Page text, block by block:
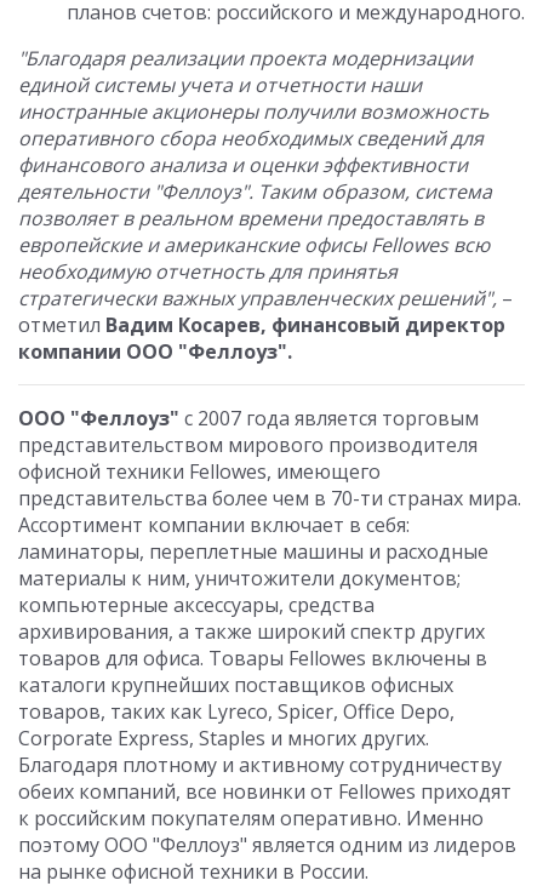
планов счетов: российского и международного.
"Благодаря реализации проекта модернизации
единой системы учета и отчетности наши
иностранные акционеры получили возможность
оперативного сбора необходимых сведений для
финансового анализа и оценки эффективности
деятельности "Феллоуз". Таким образом, система
позволяет в реальном времени предоставлять в
европейские и американские офисы Fellowes всю
необходимую отчетность для принятья
стратегически важных управленческих решений", –
отметил Вадим Косарев, финансовый директор
компании ООО "Феллоуз".
ООО "Феллоуз" с 2007 года является торговым
представительством мирового производителя
офисной техники Fellowes, имеющего
представительства более чем в 70-ти странах мира.
Ассортимент компании включает в себя:
ламинаторы, переплетные машины и расходные
материалы к ним, уничтожители документов;
компьютерные аксессуары, средства
архивирования, а также широкий спектр других
товаров для офиса. Товары Fellowes включены в
каталоги крупнейших поставщиков офисных
товаров, таких как Lyreco, Spicer, Office Depo,
Corporate Express, Staples и многих других.
Благодаря плотному и активному сотрудничеству
обеих компаний, все новинки от Fellowes приходят
к российским покупателям оперативно. Именно
поэтому ООО "Феллоуз" является одним из лидеров
на рынке офисной техники в России.